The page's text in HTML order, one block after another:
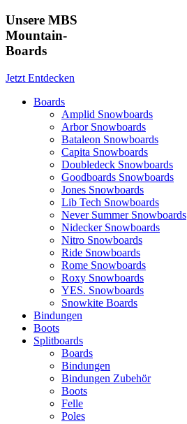
Unsere MBS
Mountain-
Boards
Jetzt Entdecken
Boards
Amplid Snowboards
Arbor Snowboards
Bataleon Snowboards
Capita Snowboards
Doubledeck Snowboards
Goodboards Snowboards
Jones Snowboards
Lib Tech Snowboards
Never Summer Snowboards
Nidecker Snowboards
Nitro Snowboards
Ride Snowboards
Rome Snowboards
Roxy Snowboards
YES. Snowboards
Snowkite Boards
Bindungen
Boots
Splitboards
Boards
Bindungen
Bindungen Zubehör
Boots
Felle
Poles